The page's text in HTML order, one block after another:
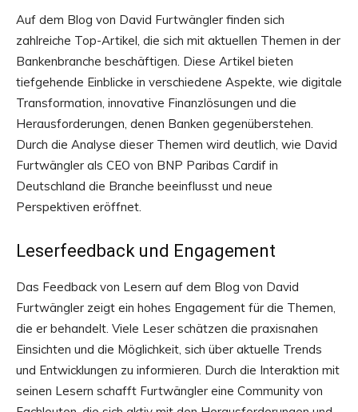
Auf dem Blog von David Furtwängler finden sich
zahlreiche Top-Artikel, die sich mit aktuellen Themen in der
Bankenbranche beschäftigen. Diese Artikel bieten
tiefgehende Einblicke in verschiedene Aspekte, wie digitale
Transformation, innovative Finanzlösungen und die
Herausforderungen, denen Banken gegenüberstehen.
Durch die Analyse dieser Themen wird deutlich, wie David
Furtwängler als CEO von BNP Paribas Cardif in
Deutschland die Branche beeinflusst und neue
Perspektiven eröffnet.
Leserfeedback und Engagement
Das Feedback von Lesern auf dem Blog von David
Furtwängler zeigt ein hohes Engagement für die Themen,
die er behandelt. Viele Leser schätzen die praxisnahen
Einsichten und die Möglichkeit, sich über aktuelle Trends
und Entwicklungen zu informieren. Durch die Interaktion mit
seinen Lesern schafft Furtwängler eine Community von